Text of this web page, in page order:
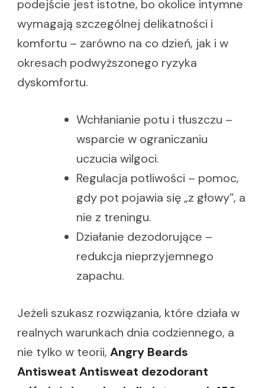
podejście jest istotne, bo okolice intymne
wymagają szczególnej delikatności i
komfortu – zarówno na co dzień, jak i w
okresach podwyższonego ryzyka
dyskomfortu.
Wchłanianie potu i tłuszczu –
wsparcie w ograniczaniu
uczucia wilgoci.
Regulacja potliwości – pomoc,
gdy pot pojawia się „z głowy”, a
nie z treningu.
Działanie dezodorujące –
redukcja nieprzyjemnego
zapachu.
Jeżeli szukasz rozwiązania, które działa w
realnych warunkach dnia codziennego, a
nie tylko w teorii, Angry Beards
Antisweat Antisweat dezodorant